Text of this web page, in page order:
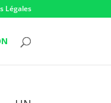
Légales